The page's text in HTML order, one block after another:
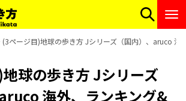
(3ページ目)地球の歩き方 Jシリーズ（国内）、aruco 海
球の歩き方 Jシリーズ
aruco 海外、ランキング&